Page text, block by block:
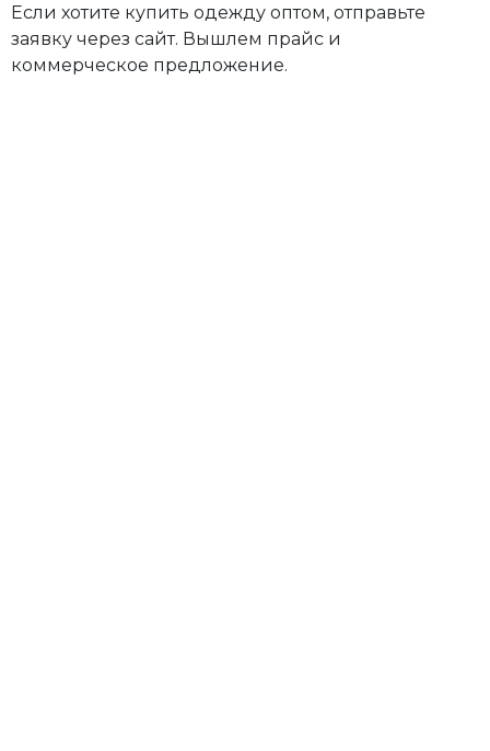
Если хотите купить одежду оптом, отправьте
заявку через сайт. Вышлем прайс и
коммерческое предложение.